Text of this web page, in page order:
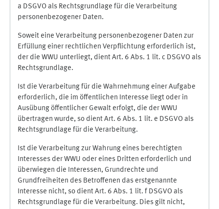
a DSGVO als Rechtsgrundlage für die Verarbeitung
personenbezogener Daten.
Soweit eine Verarbeitung personenbezogener Daten zur
Erfüllung einer rechtlichen Verpflichtung erforderlich ist,
der die WWU unterliegt, dient Art. 6 Abs. 1 lit. c DSGVO als
Rechtsgrundlage.
Ist die Verarbeitung für die Wahrnehmung einer Aufgabe
erforderlich, die im öffentlichen Interesse liegt oder in
Ausübung öffentlicher Gewalt erfolgt, die der WWU
übertragen wurde, so dient Art. 6 Abs. 1 lit. e DSGVO als
Rechtsgrundlage für die Verarbeitung.
Ist die Verarbeitung zur Wahrung eines berechtigten
Interesses der WWU oder eines Dritten erforderlich und
überwiegen die Interessen, Grundrechte und
Grundfreiheiten des Betroffenen das erstgenannte
Interesse nicht, so dient Art. 6 Abs. 1 lit. f DSGVO als
Rechtsgrundlage für die Verarbeitung. Dies gilt nicht,